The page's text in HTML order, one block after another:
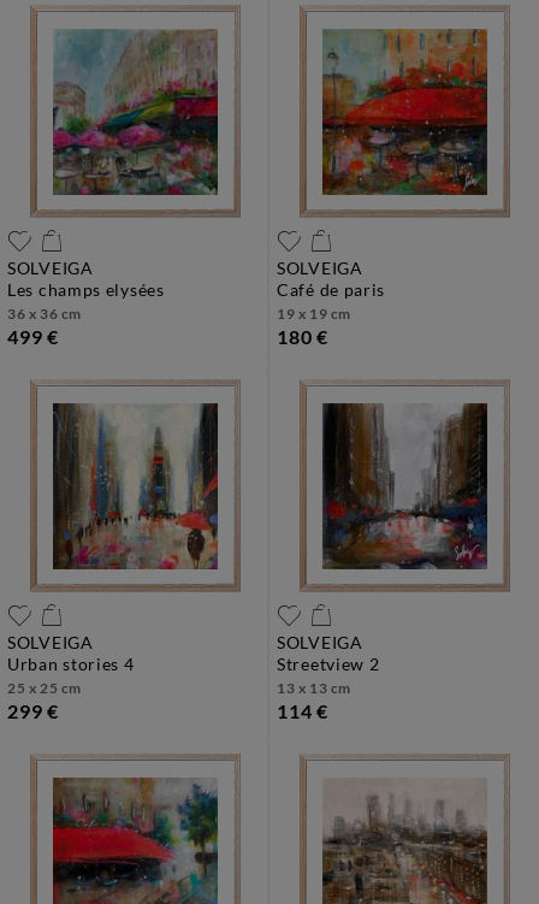
SOLVEIGA
les champs elysées
36 x 36 cm
499 €
SOLVEIGA
café de paris
19 x 19 cm
180 €
SOLVEIGA
urban stories 4
25 x 25 cm
299 €
SOLVEIGA
streetview 2
13 x 13 cm
114 €